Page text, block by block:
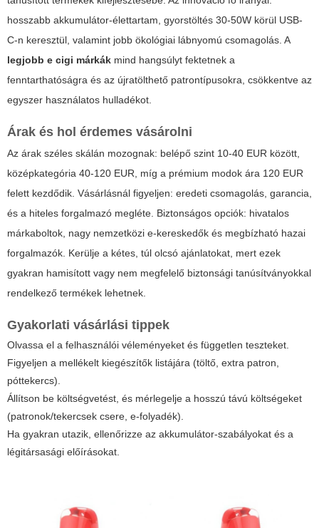
hosszabb akkumulátor-élettartam, gyorstöltés 30-50W körül USB-
C-n keresztül, valamint jobb ökológiai lábnyomú csomagolás. A
legjobb e cigi márkák mind hangsúlyt fektetnek a
fenntarthatóságra és az újratölthető patrontípusokra, csökkentve az
egyszer használatos hulladékot.
Árak és hol érdemes vásárolni
Az árak széles skálán mozognak: belépő szint 10-40 EUR között,
középkategória 40-120 EUR, míg a prémium modok ára 120 EUR
felett kezdődik. Vásárlásnál figyeljen: eredeti csomagolás, garancia,
és a hiteles forgalmazó megléte. Biztonságos opciók: hivatalos
márkaboltok, nagy nemzetközi e-kereskedők és megbízható hazai
forgalmazók. Kerülje a kétes, túl olcsó ajánlatokat, mert ezek
gyakran hamisított vagy nem megfelelő biztonsági tanúsítványokkal
rendelkező termékek lehetnek.
Gyakorlati vásárlási tippek
Olvassa el a felhasználói véleményeket és független teszteket.
Figyeljen a mellékelt kiegészítők listájára (töltő, extra patron,
póttekercs).
Állítson be költségvetést, és mérlegelje a hosszú távú költségeket
(patronok/tekercsek csere, e-folyadék).
Ha gyakran utazik, ellenőrizze az akkumulátor-szabályokat és a
légitársasági előírásokat.